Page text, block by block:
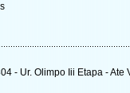
- Ur. Olimpo Iii Etapa -